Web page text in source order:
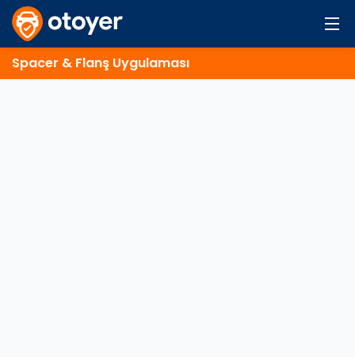
Spacer & Flanş Uygulaması